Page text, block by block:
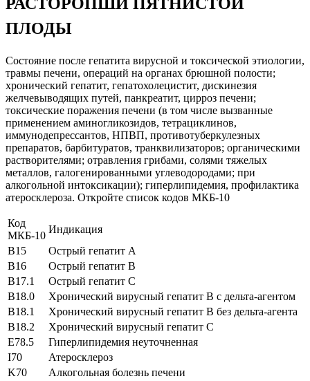
ПЛОДЫ
Состояние после гепатита вирусной и токсической этиологии,
травмы печени, операций на органах брюшной полости;
хронический гепатит, гепатохолецистит, дискинезия
желчевыводящих путей, панкреатит, цирроз печени;
токсические поражения печени (в том числе вызванные
применением аминогликозидов, тетрациклинов,
иммунодепрессантов, НПВП, противотуберкулезных
препаратов, барбитуратов, транквилизаторов; органическими
растворителями; отравления грибами, солями тяжелых
металлов, галогенированными углеводородами; при
алкогольной интоксикации); гиперлипидемия, профилактика
атеросклероза. Откройте список кодов МКБ-10
Код
МКБ-10
Индикация
B15
Острый гепатит А
B16
Острый гепатит В
B17.1
Острый гепатит С
B18.0
Хронический вирусный гепатит В с дельта-агентом
B18.1
Хронический вирусный гепатит В без дельта-агента
B18.2
Хронический вирусный гепатит С
E78.5
Гиперлипидемия неуточненная
I70
Атеросклероз
K70
Алкогольная болезнь печени